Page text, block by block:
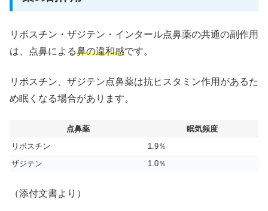
リボスチン・ザジテン・インタール点鼻薬の共通の副作用
は、点鼻による鼻の違和感です。
リボスチン、ザジテン点鼻薬は抗ヒスタミン作用があるた
め眠くなる場合があります。
点鼻薬
眠気頻度
リボスチン
1.9％
ザジテン
1.0％
（添付文書より）